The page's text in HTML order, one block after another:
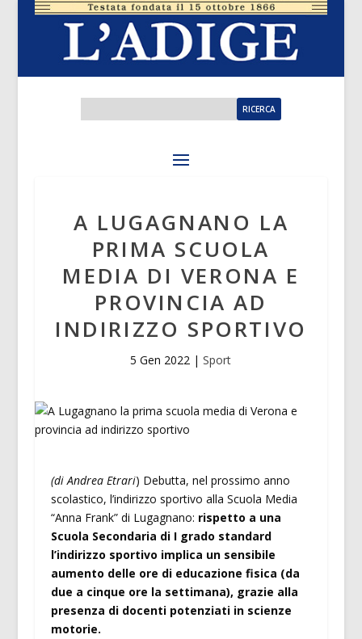
A LUGAGNANO LA
PRIMA SCUOLA
MEDIA DI VERONA E
PROVINCIA AD
INDIRIZZO SPORTIVO
5 Gen 2022 |Sport
(di Andrea Etrari) Debutta, nel prossimo anno
scolastico, l’indirizzo sportivo alla Scuola Media
“Anna Frank” di Lugagnano: rispetto a una
Scuola Secondaria di I grado standard
l’indirizzo sportivo implica un sensibile
aumento delle ore di educazione fisica (da
due a cinque ore la settimana), grazie alla
presenza di docenti potenziati in scienze
motorie.